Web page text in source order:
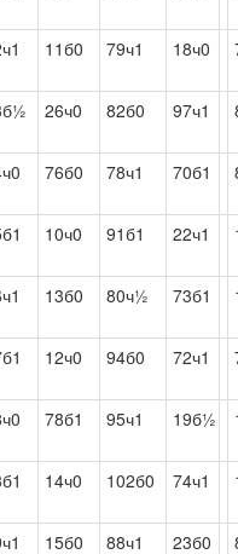
11б0 79ч1 18ч0
26ч0 82б0 97ч1
76б0 78ч1 70б1
10ч0 91б1 22ч1
13б0 80ч½ 73б1
12ч0 94б0 72ч1
78б1 95ч1 19б½
14ч0 102б0 74ч1
15б0 88ч1 23б0